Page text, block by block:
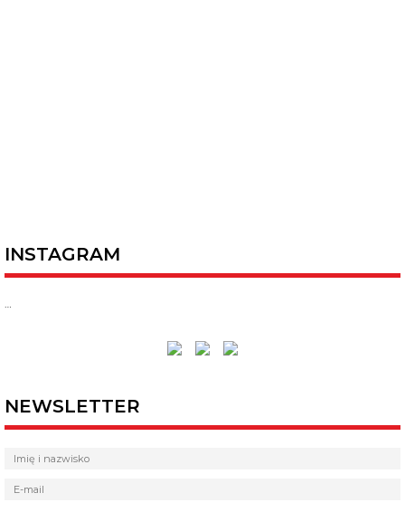
INSTAGRAM
…
NEWSLETTER